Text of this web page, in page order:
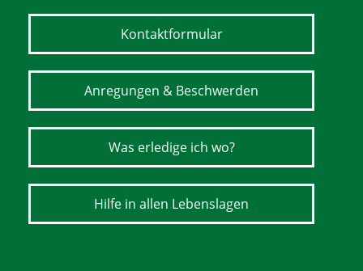
Kontaktformular
Anregungen & Beschwerden
Was erledige ich wo?
Hilfe in allen Lebenslagen